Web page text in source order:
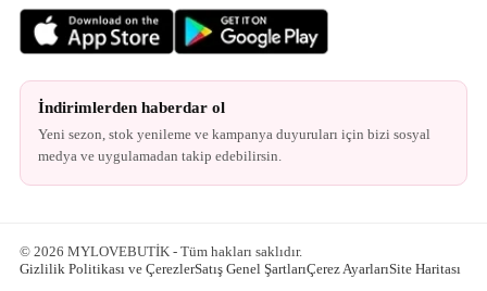
İndirimlerden haberdar ol
Yeni sezon, stok yenileme ve kampanya duyuruları için bizi sosyal
medya ve uygulamadan takip edebilirsin.
© 2026 MYLOVEBUTİK - Tüm hakları saklıdır.
Gizlilik Politikası ve ÇerezlerSatış Genel ŞartlarıÇerez AyarlarıSite Haritası